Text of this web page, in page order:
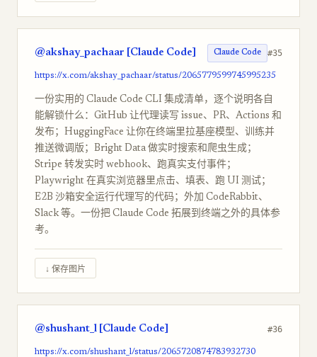
@akshay_pachaar [Claude Code] Claude Code #35
https://x.com/akshay_pachaar/status/2065779599745995235
一份实用的 Claude Code CLI 集成清单，逐个说明各自
能解锁什么：GitHub 让代理读写 issue、PR、Actions 和
发布；HuggingFace 让你在终端里拉基座模型、训练并
推送微调版；Bright Data 做实时搜索和爬虫生成；
Stripe 转发实时 webhook、跑真实支付事件；
Playwright 在真实浏览器里点击、填表、跑 UI 测试；
E2B 沙箱安全运行代理写的代码；外加 CodeRabbit、
Slack 等。一份把 Claude Code 拓展到终端之外的具体参
考。
↓ 保存图片
@shushant_l [Claude Code] #36
https://x.com/shushant_l/status/2065720874783932730